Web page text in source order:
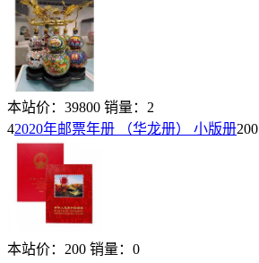
本站价： 39800 销量： 2
42020年邮票年册 （华龙册） 小版册200
本站价： 200 销量： 0